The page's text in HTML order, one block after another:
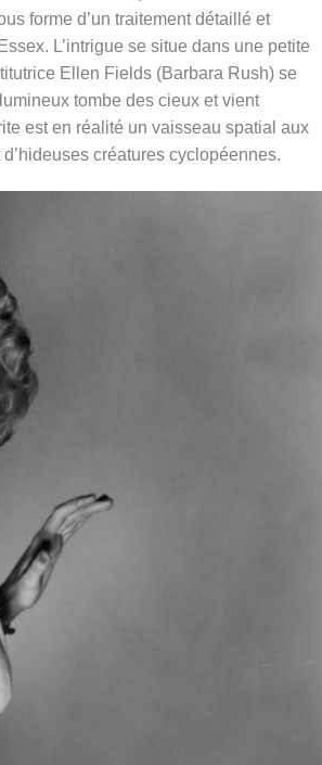
forme d’un traitement détaillé et
L’intrigue se situe dans une petite
Ellen Fields (Barbara Rush) se
tombe des cieux et vient
est en réalité un vaisseau spatial aux
créatures cyclopéennes.